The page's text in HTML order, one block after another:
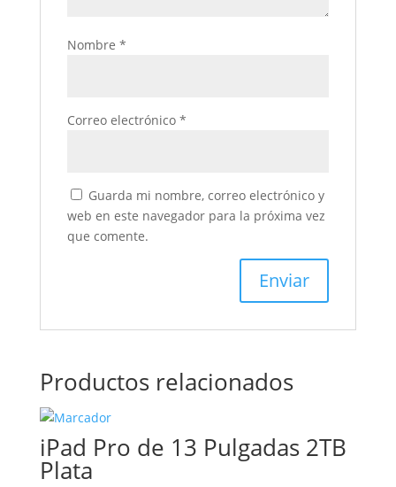
Nombre *
Correo electrónico *
Guarda mi nombre, correo electrónico y
web en este navegador para la próxima vez
que comente.
Productos relacionados
iPad Pro de 13 Pulgadas 2TB
Plata